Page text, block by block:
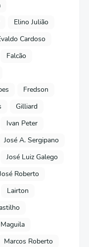
Elino Julião
Cardoso
Falcão
Fredson
Gilliard
Ivan Peter
José A. Sergipano
José Luiz Galego
Roberto
Lairton
Maguila
Marcos Roberto